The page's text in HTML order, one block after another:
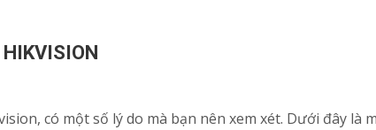
có một số lý do mà bạn nên xem xét. Dưới đây là